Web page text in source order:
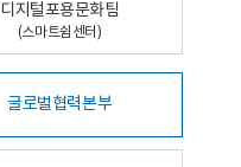
디지털포용문화팀
(스마트쉼센터)
글로벌협력본부